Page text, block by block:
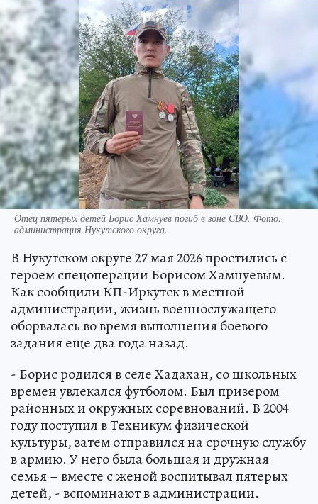
Отец пятерых детей Борис Хамнуев погиб в зоне СВО. Фото:
администрация Нукутского округа.
В Нукутском округе 27 мая 2026 простились с
героем спецоперации Борисом Хамнуевым.
Как сообщили КП-Иркутск в местной
администрации, жизнь военнослужащего
оборвалась во время выполнения боевого
задания еще два года назад.
- Борис родился в селе Хадахан, со школьных
времен увлекался футболом. Был призером
районных и окружных соревнований. В 2004
году поступил в Техникум физической
культуры, затем отправился на срочную службу
в армию. У него была большая и дружная
семья – вместе с женой воспитывал пятерых
детей, - вспоминают в администрации.